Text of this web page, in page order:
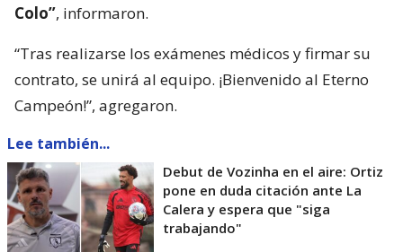
Colo”, informaron.
“Tras realizarse los exámenes médicos y firmar su
contrato, se unirá al equipo. ¡Bienvenido al Eterno
Campeón!”, agregaron.
Lee también...
Debut de Vozinha en el aire: Ortiz
pone en duda citación ante La
Calera y espera que "siga
trabajando"